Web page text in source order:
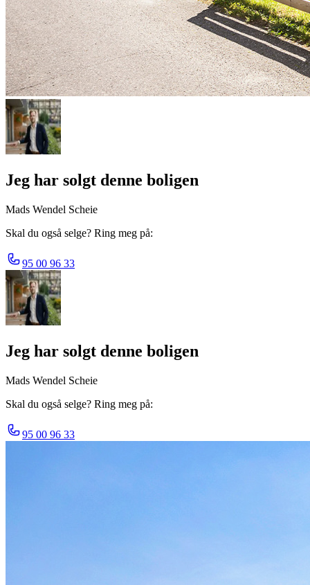
Jeg har solgt denne boligen
Mads Wendel Scheie
Skal du også selge? Ring meg på:
95 00 96 33
Jeg har solgt denne boligen
Mads Wendel Scheie
Skal du også selge? Ring meg på:
95 00 96 33